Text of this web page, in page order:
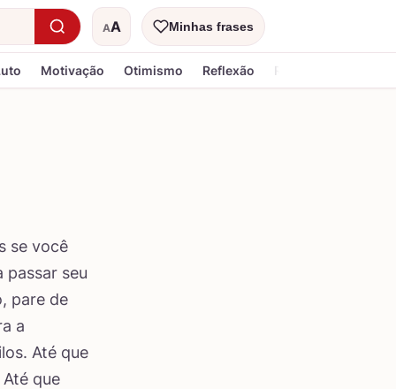
AA
Tamanho do textoMinhas frases
Motivação Otimismo Reflexão Religiosa
se você
passar seu
pare de
a
Até que
que